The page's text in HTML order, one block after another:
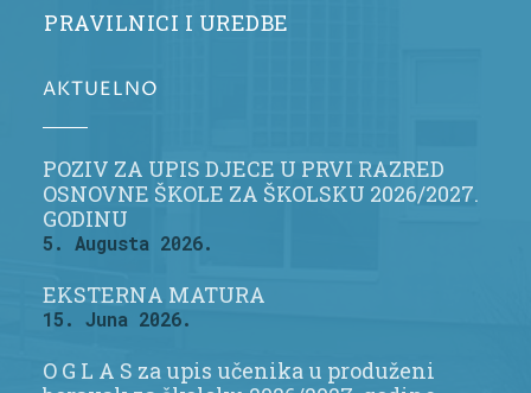
PRAVILNICI I UREDBE
AKTUELNO
POZIV ZA UPIS DJECE U PRVI RAZRED
OSNOVNE ŠKOLE ZA ŠKOLSKU 2026/2027.
GODINU
5. Augusta 2026.
EKSTERNA MATURA
15. Juna 2026.
O G L A S za upis učenika u produženi